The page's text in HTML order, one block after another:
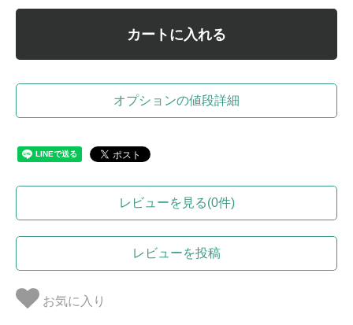
カートに入れる
オプションの値段詳細
レビューを見る(0件)
レビューを投稿
お気に入り